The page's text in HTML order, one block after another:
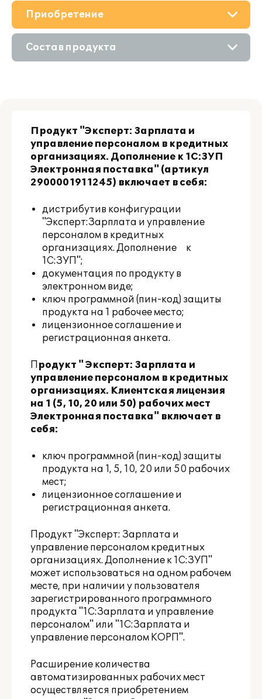
О решении
Приобретение
Состав продукта
Продукт "Эксперт: Зарплата и
управление персоналом в кредитных
организациях. Дополнение к 1С:ЗУП
Электронная поставка" (артикул
2900001911245) включает в себя:
дистрибутив конфигурации
"Эксперт:Зарплата и управление
персоналом в кредитных
организациях. Дополнение к
1С:ЗУП";
документация по продукту в
электронном виде;
ключ программной (пин-код) защиты
продукта на 1 рабочее место;
лицензионное соглашение и
регистрационная анкета.
П родукт " Эксперт: Зарплата и
управление персоналом в кредитных
организациях. Клиентская лицензия
на 1 (5, 10, 20 или 50) рабочих мест
Электронная поставка" включает в
себя:
ключ программной (пин-код) защиты
продукта на 1, 5, 10, 20 или 50 рабочих
мест;
лицензионное соглашение и
регистрационная анкета.
Продукт "Эксперт: Зарплата и
управление персоналом кредитных
организациях. Дополнение к 1С:ЗУП"
может использоваться на одном рабочем
месте, при наличии у пользователя
зарегистрированного программного
продукта "1С:Зарплата и управление
персоналом" или "1С:Зарплата и
управление персоналом КОРП".
Расширение количества
автоматизированных рабочих мест
осуществляется приобретением